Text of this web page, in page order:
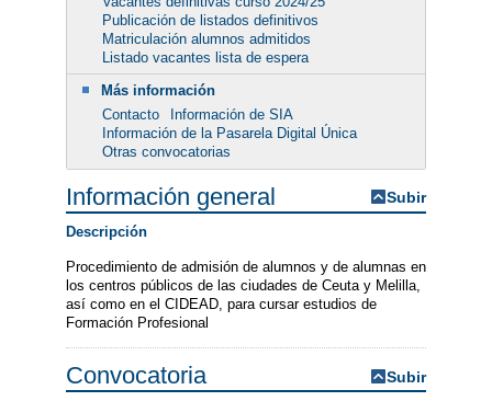
Publicación de listados definitivos
Matriculación alumnos admitidos
Listado vacantes lista de espera
Más información
Contacto
Información de SIA
Información de la Pasarela Digital Única
Otras convocatorias
Información general Subir
Descripción
Procedimiento de admisión de alumnos y de alumnas en
los centros públicos de las ciudades de Ceuta y Melilla,
así como en el CIDEAD, para cursar estudios de
Formación Profesional
Convocatoria Subir